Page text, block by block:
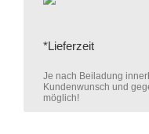
*Lieferzeit
Je nach Beiladung
Kundenwunsch und
möglich!